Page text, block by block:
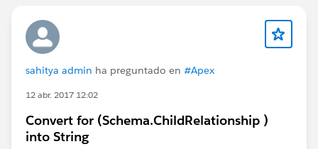
sahitya admin ha preguntado en #Apex
12 abr. 2017 12:02
Convert for (Schema.ChildRelationship )
into String